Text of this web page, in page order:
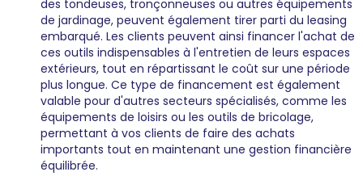
des tondeuses, tronçonneuses ou autres équipements
de jardinage, peuvent également tirer parti du leasing
embarqué. Les clients peuvent ainsi financer l'achat de
ces outils indispensables à l'entretien de leurs espaces
extérieurs, tout en répartissant le coût sur une période
plus longue. Ce type de financement est également
valable pour d'autres secteurs spécialisés, comme les
équipements de loisirs ou les outils de bricolage,
permettant à vos clients de faire des achats
importants tout en maintenant une gestion financière
équilibrée.